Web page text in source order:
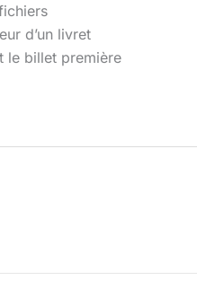
d’un livret
le billet première